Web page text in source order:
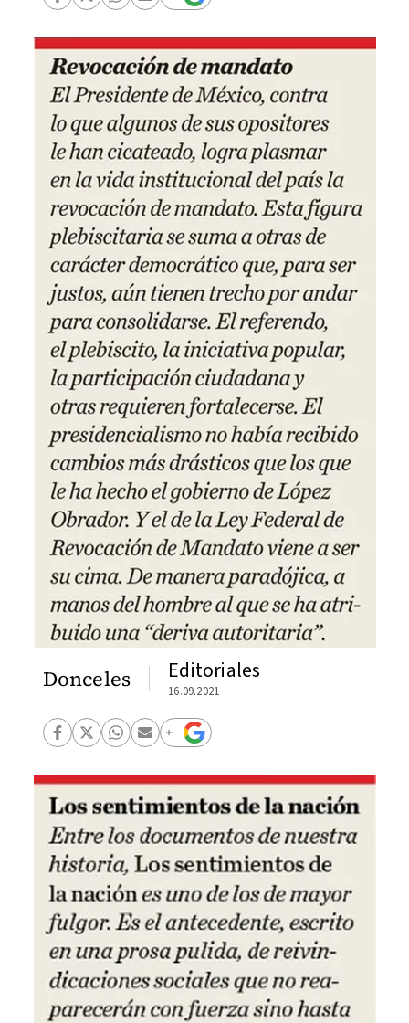
Donceles Editoriales
16.09.2021